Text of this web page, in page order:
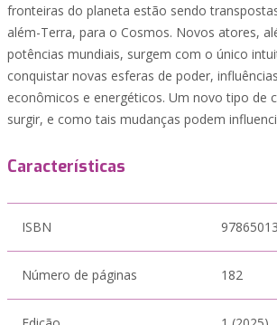
fronteiras do planeta estão sendo
além-Terra, para o Cosmos. Novos atores,
potências mundiais, surgem com o único
conquistar novas esferas de poder,
econômicos e energéticos. Um novo tipo de
surgir, e como tais mudanças podem
Características
ISBN
Número de páginas 182